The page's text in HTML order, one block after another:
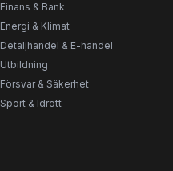
Finans & Bank
Energi & Klimat
Detaljhandel & E-handel
Utbildning
Försvar & Säkerhet
Sport & Idrott